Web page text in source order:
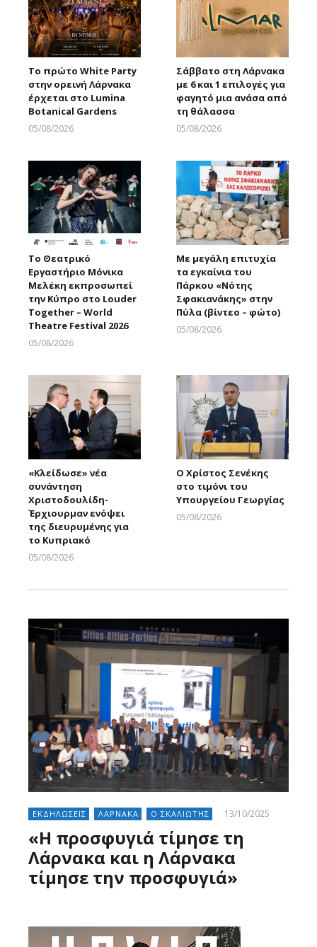
Το πρώτο White Party
στην ορεινή Λάρνακα
έρχεται στο Lumina
Botanical Gardens
05/08/2026
Σάββατο στη Λάρνακα
με 6 και 1 επιλογές για
φαγητό μια ανάσα από
τη θάλασσα
05/08/2026
Το Θεατρικό
Εργαστήριο Μόνικα
Μελέκη εκπροσωπεί
την Κύπρο στο Louder
Together – World
Theatre Festival 2026
05/08/2026
Με μεγάλη επιτυχία
τα εγκαίνια του
Πάρκου «Νότης
Σφακιανάκης» στην
Πύλα (βίντεο – φώτο)
05/08/2026
«Κλείδωσε» νέα
συνάντηση
Χριστοδουλίδη-
Έρχιουρμαν ενόψει
της διευρυμένης για
το Κυπριακό
05/08/2026
Ο Χρίστος Σενέκης
στο τιμόνι του
Υπουργείου Γεωργίας
05/08/2026
ΕΚΔΗΛΩΣΕΙΣ ΛΑΡΝΑΚΑ Ο ΣΚΑΛΙΩΤΗΣ 13/10/2025
«Η προσφυγιά τίμησε τη
Λάρνακα και η Λάρνακα
τίμησε την προσφυγιά»